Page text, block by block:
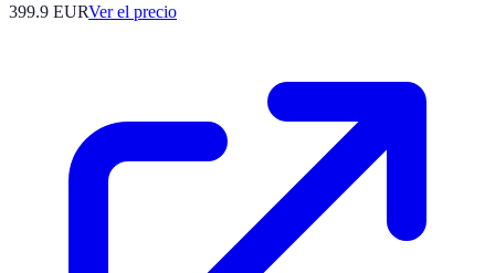
399.9 EURVer el precio